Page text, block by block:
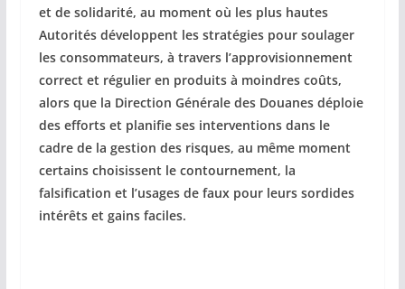
et de solidarité, au moment où les plus hautes
Autorités développent les stratégies pour soulager
les consommateurs, à travers l’approvisionnement
correct et régulier en produits à moindres coûts,
alors que la Direction Générale des Douanes déploie
des efforts et planifie ses interventions dans le
cadre de la gestion des risques, au même moment
certains choisissent le contournement, la
falsification et l’usages de faux pour leurs sordides
intérêts et gains faciles.